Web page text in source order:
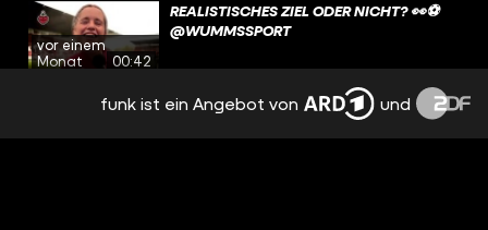
vor einem
Monat
00:42
REALISTISCHES ZIEL ODER NICHT? 👀⚽️
@WUMMSSPORT
DARF MAN SO? 🫪🫪 #SIDEQUEST
#CHALLENGE #BAREFEET #BARFUSS
funk ist ein Angebot von und